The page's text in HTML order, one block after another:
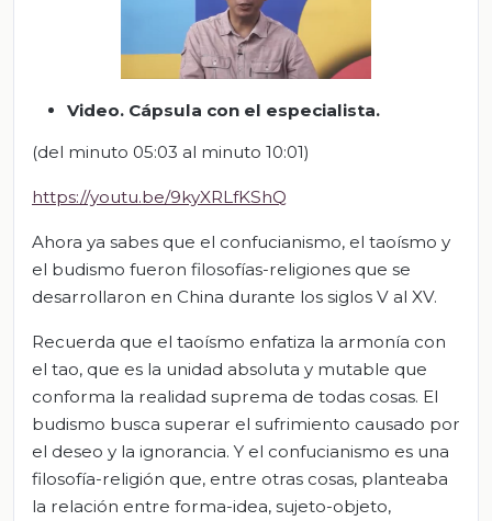
Video. Cápsula con el especialista.
(del minuto 05:03 al minuto 10:01)
https://youtu.be/9kyXRLfKShQ
Ahora ya sabes que el confucianismo, el taoísmo y
el budismo fueron filosofías-religiones que se
desarrollaron en China durante los siglos V al XV.
Recuerda que el taoísmo enfatiza la armonía con
el tao, que es la unidad absoluta y mutable que
conforma la realidad suprema de todas cosas. El
budismo busca superar el sufrimiento causado por
el deseo y la ignorancia. Y el confucianismo es una
filosofía-religión que, entre otras cosas, planteaba
la relación entre forma-idea, sujeto-objeto,